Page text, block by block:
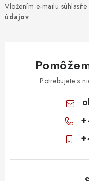
Vložením e-mailu súhlasíte
údajov
Potrebujete s